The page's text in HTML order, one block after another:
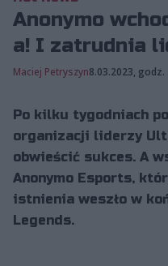
Anonymo
a! I zatrudnia
Maciej Petryszyn8.03.2023, godz.
Po kilku tygodniach
organizacji liderzy
obwieścić sukces. A
Anonymo Esports,
istnienia weszło w
Legends.